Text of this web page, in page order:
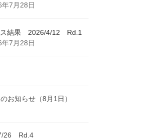
年7月28日
ス結果 2026/4/12 Rd.1
年7月28日
お知らせ（8月1日）
26 Rd.4